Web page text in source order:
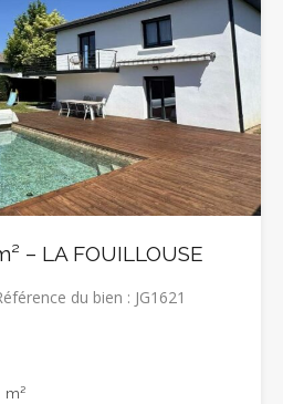
– LA FOUILLOUSE
du bien : JG1621
m²